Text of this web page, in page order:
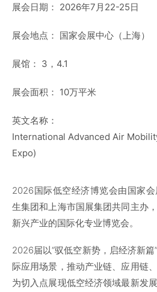
展会日期： 2026年7月22-25日
展会地点： 国家会展中心（上海）
展馆： 3，4.1
展会面积： 10万平米
英文名称：
International Advanced Air
Expo)
2026国际低空经济博览会由国家
生集团和上海市国展集团共同主办
新兴产业的国际化专业博览会。
2026届以“驭低空新势，启经济新
际应用场景，推动产业链、应用链
为切入点展现低空经济领域最新发